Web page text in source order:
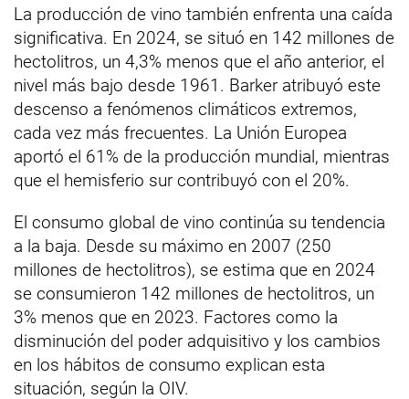
La producción de vino también enfrenta una caída
significativa. En 2024, se situó en 142 millones de
hectolitros, un 4,3% menos que el año anterior, el
nivel más bajo desde 1961. Barker atribuyó este
descenso a fenómenos climáticos extremos,
cada vez más frecuentes. La Unión Europea
aportó el 61% de la producción mundial, mientras
que el hemisferio sur contribuyó con el 20%.
El consumo global de vino continúa su tendencia
a la baja. Desde su máximo en 2007 (250
millones de hectolitros), se estima que en 2024
se consumieron 142 millones de hectolitros, un
3% menos que en 2023. Factores como la
disminución del poder adquisitivo y los cambios
en los hábitos de consumo explican esta
situación, según la OIV.